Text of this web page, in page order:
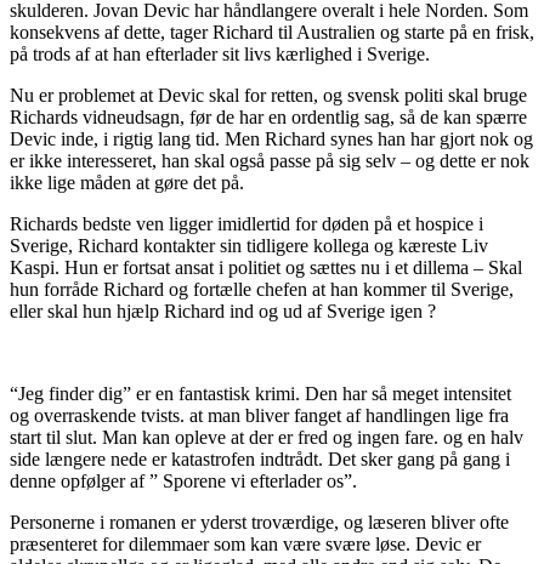
skulderen. Jovan Devic har håndlangere overalt i hele Norden. Som
konsekvens af dette, tager Richard til Australien og starte på en frisk,
på trods af at han efterlader sit livs kærlighed i Sverige.
Nu er problemet at Devic skal for retten, og svensk politi skal bruge
Richards vidneudsagn, før de har en ordentlig sag, så de kan spærre
Devic inde, i rigtig lang tid. Men Richard synes han har gjort nok og
er ikke interesseret, han skal også passe på sig selv – og dette er nok
ikke lige måden at gøre det på.
Richards bedste ven ligger imidlertid for døden på et hospice i
Sverige, Richard kontakter sin tidligere kollega og kæreste Liv
Kaspi. Hun er fortsat ansat i politiet og sættes nu i et dillema – Skal
hun forråde Richard og fortælle chefen at han kommer til Sverige,
eller skal hun hjælp Richard ind og ud af Sverige igen ?
“Jeg finder dig” er en fantastisk krimi. Den har så meget intensitet
og overraskende tvists. at man bliver fanget af handlingen lige fra
start til slut. Man kan opleve at der er fred og ingen fare. og en halv
side længere nede er katastrofen indtrådt. Det sker gang på gang i
denne opfølger af ” Sporene vi efterlader os”.
Personerne i romanen er yderst troværdige, og læseren bliver ofte
præsenteret for dilemmaer som kan være svære løse. Devic er